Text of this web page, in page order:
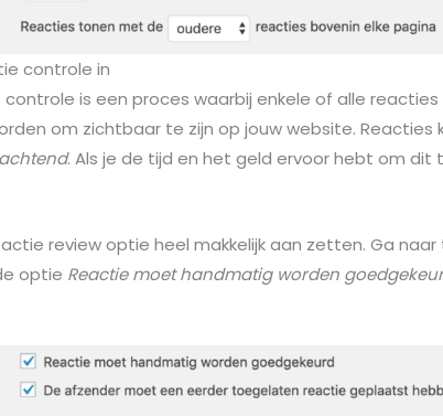
controle in
is een proces waarbij enkele of alle
om zichtbaar te zijn op jouw website. Reacties
. Als je de tijd en het geld ervoor hebt om dit
review optie heel makkelijk aan zetten. Ga naar
optie Reactie moet handmatig worden